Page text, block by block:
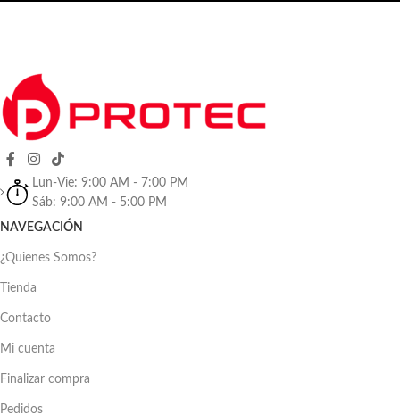
Lun-Vie: 9:00 AM - 7:00 PM
Sáb: 9:00 AM - 5:00 PM
NAVEGACIÓN
¿Quienes Somos?
Tienda
Contacto
Mi cuenta
Finalizar compra
Pedidos